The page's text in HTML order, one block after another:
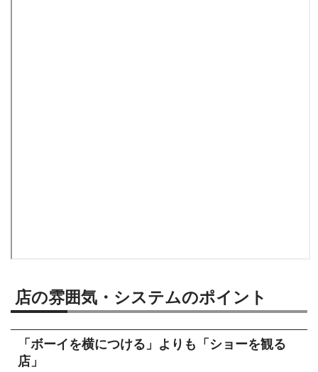
店の雰囲気・システムのポイント
「ボーイを横につける」よりも「ショーを観る
店」